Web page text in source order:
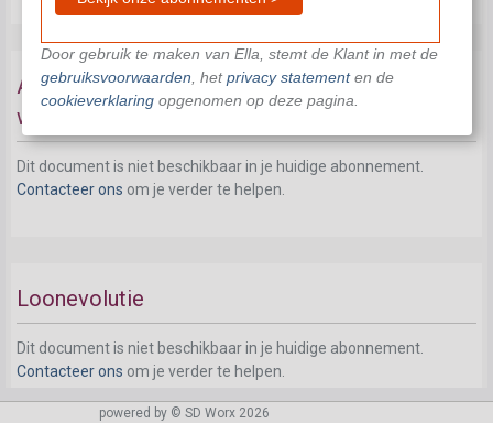
Aanvullende vergoeding bij tijdelijke
werkloosheid
Dit document is niet beschikbaar in je huidige abonnement.
Contacteer ons om je verder te helpen.
Loonevolutie
Dit document is niet beschikbaar in je huidige abonnement.
Contacteer ons om je verder te helpen.
powered by © SD Worx 2026
Door gebruik te maken van Ella, stemt de Klant in met de
gebruiksvoorwaarden , hetprivacy statementen de
cookieverklaringopgenomen op deze pagina.